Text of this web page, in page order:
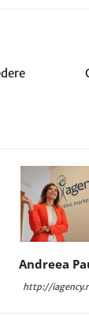
Andreea
http://